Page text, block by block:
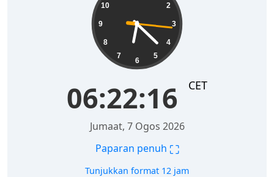
2
3
4
5
6
7
8
9
10
06:22:17 CET
Jumaat, 7 Ogos 2026
Paparan penuh ⛶
Tunjukkan format 12 jam